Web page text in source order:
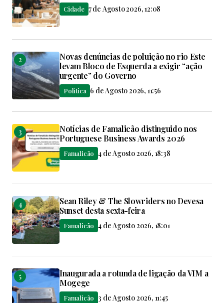
Cidade 7 de Agosto 2026, 12:08
Novas denúncias de poluição no rio Este
levam Bloco de Esquerda a exigir “ação
urgente” do Governo
Política 6 de Agosto 2026, 11:56
Notícias de Famalicão distinguido nos
Portuguese Business Awards 2026
Famalicão 4 de Agosto 2026, 18:38
Sean Riley & The Slowriders no Devesa
Sunset desta sexta-feira
Famalicão 4 de Agosto 2026, 18:01
Inaugurada a rotunda de ligação da VIM a
Mogege
Famalicão 3 de Agosto 2026, 11:45